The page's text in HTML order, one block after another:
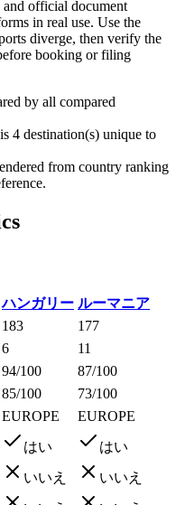
official document
in real use. Use the
diverge, then verify the
booking or filing
by all compared
4 destination(s) unique to
from country ranking
ハンガリー ルーマニア
183
177
6
11
94/100
87/100
85/100
73/100
EUROPE
EUROPE
はい
はい
いいえ
いいえ